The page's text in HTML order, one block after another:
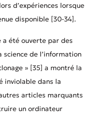
d’expériences lorsque
disponible [30-34].
été ouverte par des
de l’information
» [35] a montré la
inviolable dans la
articles marquants
un ordinateur